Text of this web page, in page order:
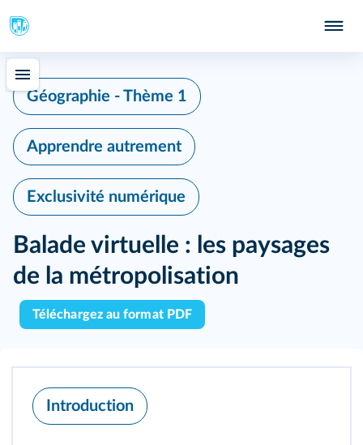
Géographie - Thème 1
Apprendre autrement
Exclusivité numérique
Balade virtuelle : les paysages
de la métropolisation
Téléchargez au format PDF
Introduction